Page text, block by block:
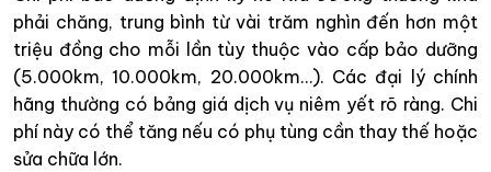
phải chăng, trung bình từ vài trăm nghìn đến hơn một
triệu đồng cho mỗi lần tùy thuộc vào cấp bảo dưỡng
(5.000km, 10.000km, 20.000km…). Các đại lý chính
hãng thường có bảng giá dịch vụ niêm yết rõ ràng. Chi
phí này có thể tăng nếu có phụ tùng cần thay thế hoặc
sửa chữa lớn.